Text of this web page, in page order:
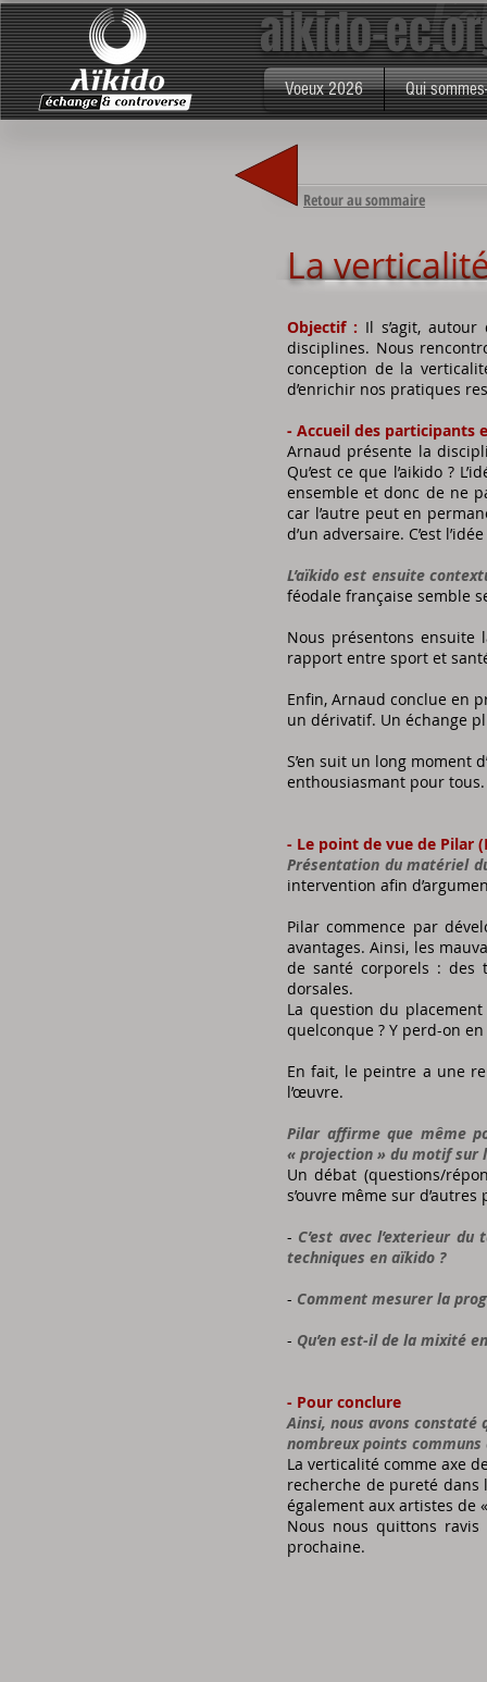
aïkido
échange & controverse
Voeux 2026 Qui
aikido-
Retour au sommaire
La
Objectif : Il s’agit,
disciplines. Nous
conception de la
d’enrichir nos pratiques
- Accueil des participants
Arnaud présente la
Qu’est ce que l’aikido ?
ensemble et donc de ne
car l’autre peut en
d’un adversaire. C’est
L’aïkido est ensuite
féodale française semble
Nous présentons
rapport entre sport et
Enfin, Arnaud conclue en
un dérivatif. Un échange
S’en suit un long moment
enthousiasmant pour tous.
- Le point de vue de Pilar
Présentation du matériel
intervention afin
Pilar commence par
avantages. Ainsi, les
de santé corporels : des
dorsales.
La question du
quelconque ? Y perd-on
En fait, le peintre a une
l’œuvre.
Pilar affirme que même
« projection » du motif sur
Un débat (questions/
s’ouvre même sur
- C’est avec l’exterieur
techniques en aïkido ?
- Comment mesurer la
- Qu’en est-il de la mixité
- Pour conclure
Ainsi, nous avons constaté
nombreux points communs
La verticalité comme axe
recherche de pureté dans
également aux artistes de
Nous nous quittons
prochaine.